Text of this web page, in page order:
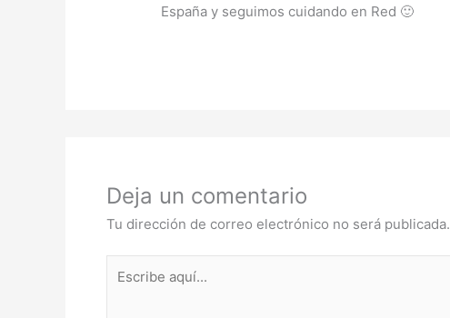
España y seguimos cuidando en Red 🙂
Deja un comentario
Tu dirección de correo electrónico no será publicada.
aquí...